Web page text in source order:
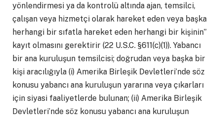
yönlendirmesi ya da kontrolü altında ajan, temsilci,
çalışan veya hizmetçi olarak hareket eden veya başka
herhangi bir sıfatla hareket eden herhangi bir kişinin”
kayıt olmasını gerektirir (22 U.S.C. §611(c)(1)). Yabancı
bir ana kuruluşun temsilcisi; doğrudan veya başka bir
kişi aracılığıyla (i) Amerika Birleşik Devletleri’nde söz
konusu yabancı ana kuruluşun yararına veya çıkarları
için siyasi faaliyetlerde bulunan; (ii) Amerika Birleşik
Devletleri’nde söz konusu yabancı ana kuruluşun